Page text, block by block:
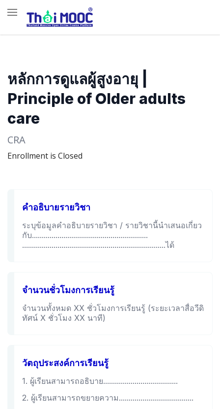
หลักการดูแลผู้สูงอายุ |
Principle of Older adults
care
CRA
Enrollment is Closed
คำอธิบายรายวิชา
ระบุข้อมูลคำอธิบายรายวิชา / รายวิชานี้นำเสนอเกี่ยว
กับ...........................................................
.........................................................................ได้
จำนวนชั่วโมงการเรียนรู้
จำนวนทั้งหมด XX ชั่วโมงการเรียนรู้ (ระยะเวลาสื่อวีดิ
ทัศน์ X ชั่วโมง XX นาที)
วัตถุประสงค์การเรียนรู้
1. ผู้เรียนสามารถอธิบาย......................................
2. ผู้เรียนสามารถขยายความ......................................